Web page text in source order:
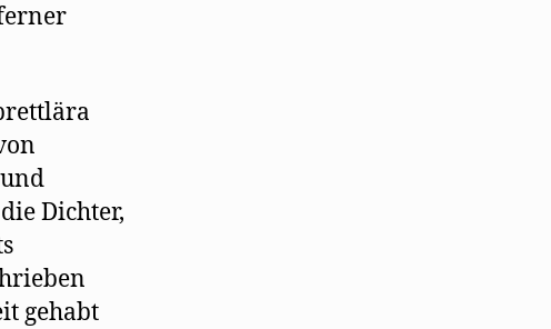
Dichter,
gehabt